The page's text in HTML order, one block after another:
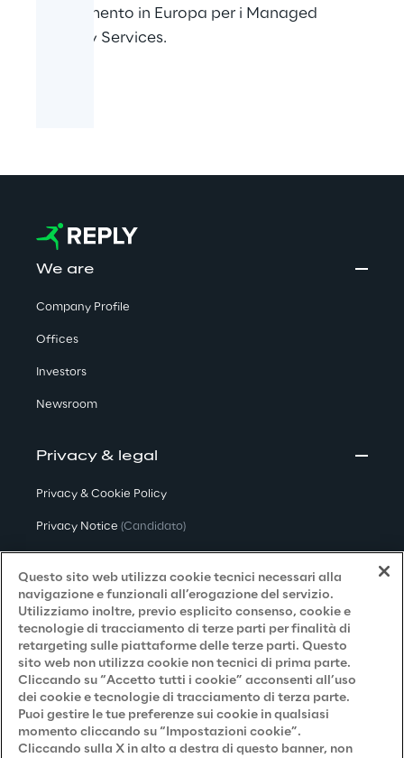
di riferimento in Europa per i Managed
Security Services.
We are
Company Profile
Offices
Investors
Newsroom
Privacy & legal
Privacy & Cookie Policy
Privacy Notice (Candidato)
Privacy Notice(Fornitore)
Privacy Notice (Marketing)
Accessibilità
Careers
Questo sito web utilizza cookie tecnici necessari alla
navigazione e funzionali all’erogazione del servizio.
Utilizziamo inoltre, previo esplicito consenso, cookie e
tecnologie di tracciamento di terze parti per finalità di
retargeting sulle piattaforme delle terze parti. Questo
sito web non utilizza cookie non tecnici di prima parte.
Cliccando su “Accetto tutti i cookie” acconsenti all’uso
dei cookie e tecnologie di tracciamento di terza parte.
Puoi gestire le tue preferenze sui cookie in qualsiasi
momento cliccando su “Impostazioni cookie”.
Cliccando sulla X in alto a destra di questo banner, non